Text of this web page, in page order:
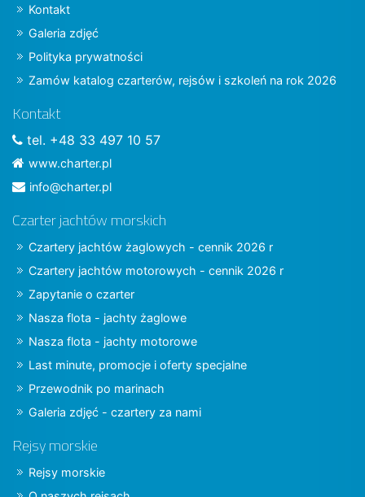
Kontakt
Galeria zdjęć
Polityka prywatności
Zamów katalog czarterów, rejsów i szkoleń na rok 2026
Kontakt
tel. +48 33 497 10 57
www.charter.pl
info@charter.pl
Czarter jachtów morskich
Czartery jachtów żaglowych - cennik 2026 r
Czartery jachtów motorowych - cennik 2026 r
Zapytanie o czarter
Nasza flota - jachty żaglowe
Nasza flota - jachty motorowe
Last minute, promocje i oferty specjalne
Przewodnik po marinach
Galeria zdjęć - czartery za nami
Rejsy morskie
Rejsy morskie